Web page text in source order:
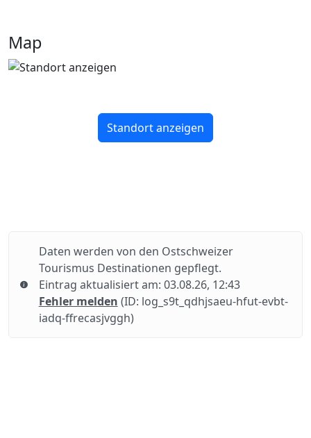
Map
Standort anzeigen
Daten werden von den Ostschweizer
Tourismus Destinationen gepflegt.
Eintrag aktualisiert am: 03.08.26, 12:43
Fehler melden (ID: log_s9t_qdhjsaeu-hfut-evbt-
iadq-ffrecasjvggh)